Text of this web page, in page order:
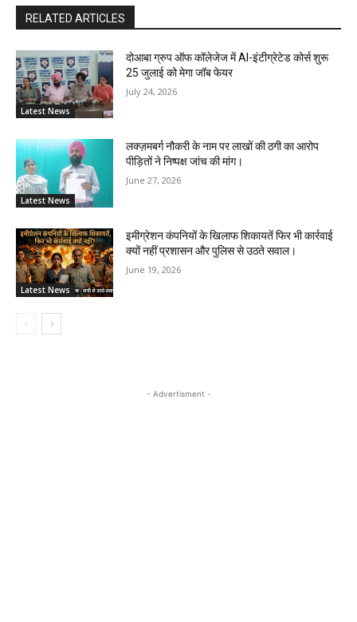
RELATED ARTICLES
Latest News
दोआबा ग्रुप ऑफ कॉलेजेज में AI-इंटीग्रेटेड कोर्स शुरू
25 जुलाई को मेगा जॉब फेयर
July 24, 2026
Latest News
लक्ज़मबर्ग नौकरी के नाम पर लाखों की ठगी का आरोप
पीड़ितों ने निष्पक्ष जांच की मांग।
June 27, 2026
Latest News
इमीग्रेशन कंपनियों के खिलाफ शिकायतें फिर भी कार्रवाई
क्यों नहीं प्रशासन और पुलिस से उठते सवाल।
June 19, 2026
- Advertisment -